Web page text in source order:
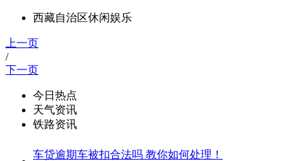
西藏自治区休闲娱乐
上一页
/
下一页
今日热点
天气资讯
铁路资讯
车贷逾期车被扣合法吗 教你如何处理！